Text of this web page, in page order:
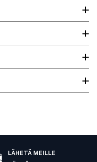
LÄHETÄ MEILLE